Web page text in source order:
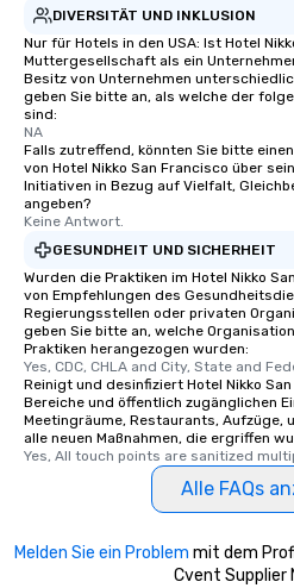
DIVERSITÄT UND INKLUSION
Nur für Hotels in den USA: Ist Hotel
Muttergesellschaft als ein
Besitz von Unternehmen
geben Sie bitte an, als welche der
sind:
NA
Falls zutreffend, könnten Sie bitte
von Hotel Nikko San Francisco über
Initiativen in Bezug auf Vielfalt,
angeben?
Keine Antwort.
GESUNDHEIT UND SICHERHEIT
Wurden die Praktiken im Hotel Nikko
von Empfehlungen des
Regierungsstellen oder privaten
geben Sie bitte an, welche
Praktiken herangezogen wurden:
Yes, CDC, CHLA and City, State and
Reinigt und desinfiziert Hotel Nikko
Bereiche und öffentlich zugänglichen
Meetingräume, Restaurants, Aufzüge,
alle neuen Maßnahmen, die ergriffen
Yes, All touch points are sanitized
Alle FAQs
Melden Sie ein Problem mit dem
Cvent Supplier